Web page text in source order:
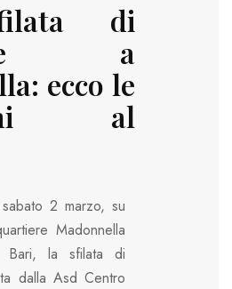
di
a
ecco le
al
2 marzo, su
Madonnella
la sfilata di
dalla Asd Centro